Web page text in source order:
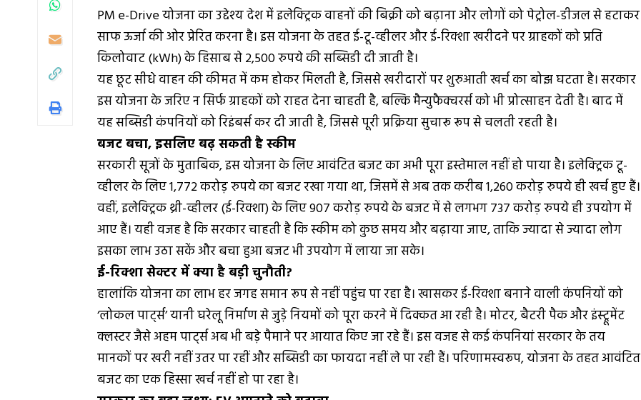
PM e-Drive योजना का उद्देश्य देश में इलेक्ट्रिक वाहनों की बिक्री को बढ़ाना और लोगों को पेट्रोल-डीजल से हटाकर
साफ ऊर्जा की ओर प्रेरित करना है। इस योजना के तहत ई-टू-व्हीलर और ई-रिक्शा खरीदने पर ग्राहकों को प्रति
किलोवाट (kWh) के हिसाब से 2,500 रुपये की सब्सिडी दी जाती है।
यह छूट सीधे वाहन की कीमत में कम होकर मिलती है, जिससे खरीदारों पर शुरुआती खर्च का बोझ घटता है। सरकार
इस योजना के जरिए न सिर्फ ग्राहकों को राहत देना चाहती है, बल्कि मैन्युफैक्चरर्स को भी प्रोत्साहन देती है। बाद में
यह सब्सिडी कंपनियों को रिइंबर्स कर दी जाती है, जिससे पूरी प्रक्रिया सुचारू रूप से चलती रहती है।
बजट बचा, इसलिए बढ़ सकती है स्कीम
सरकारी सूत्रों के मुताबिक, इस योजना के लिए आवंटित बजट का अभी पूरा इस्तेमाल नहीं हो पाया है। इलेक्ट्रिक टू-
व्हीलर के लिए 1,772 करोड़ रुपये का बजट रखा गया था, जिसमें से अब तक करीब 1,260 करोड़ रुपये ही खर्च हुए हैं।
वहीं, इलेक्ट्रिक थ्री-व्हीलर (ई-रिक्शा) के लिए 907 करोड़ रुपये के बजट में से लगभग 737 करोड़ रुपये ही उपयोग में
आए हैं। यही वजह है कि सरकार चाहती है कि स्कीम को कुछ समय और बढ़ाया जाए, ताकि ज्यादा से ज्यादा लोग
इसका लाभ उठा सकें और बचा हुआ बजट भी उपयोग में लाया जा सके।
ई-रिक्शा सेक्टर में क्या है बड़ी चुनौती?
हालांकि योजना का लाभ हर जगह समान रूप से नहीं पहुंच पा रहा है। खासकर ई-रिक्शा बनाने वाली कंपनियों को
‘लोकल पार्ट्स’ यानी घरेलू निर्माण से जुड़े नियमों को पूरा करने में दिक्कत आ रही है। मोटर, बैटरी पैक और इंस्ट्रूमेंट
क्लस्टर जैसे अहम पार्ट्स अब भी बड़े पैमाने पर आयात किए जा रहे हैं। इस वजह से कई कंपनियां सरकार के तय
मानकों पर खरी नहीं उतर पा रहीं और सब्सिडी का फायदा नहीं ले पा रही हैं। परिणामस्वरूप, योजना के तहत आवंटित
बजट का एक हिस्सा खर्च नहीं हो पा रहा है।